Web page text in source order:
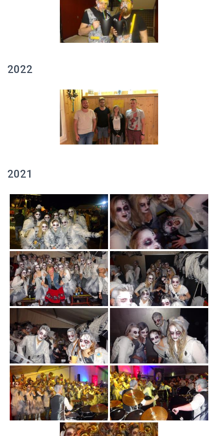
2022
2021